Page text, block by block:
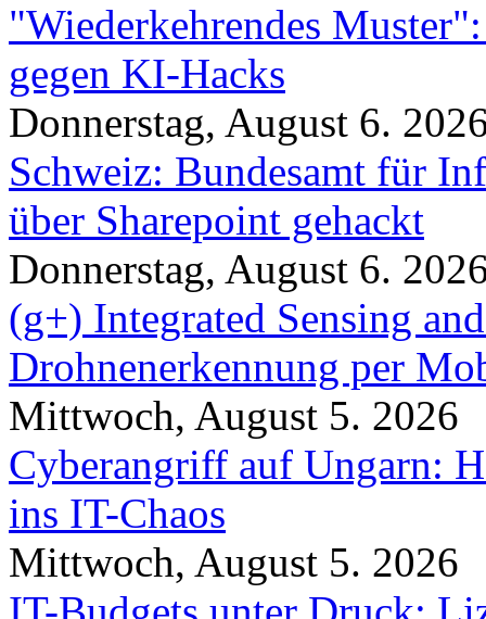
"Wiederkehrendes
gegen KI-Hacks
Donnerstag, August 6.
Schweiz: Bundesamt für
über Sharepoint gehackt
Donnerstag, August 6.
(g+) Integrated Sensing
Drohnenerkennung per
Mittwoch, August 5. 2026
Cyberangriff auf Ungarn:
ins IT-Chaos
Mittwoch, August 5. 2026